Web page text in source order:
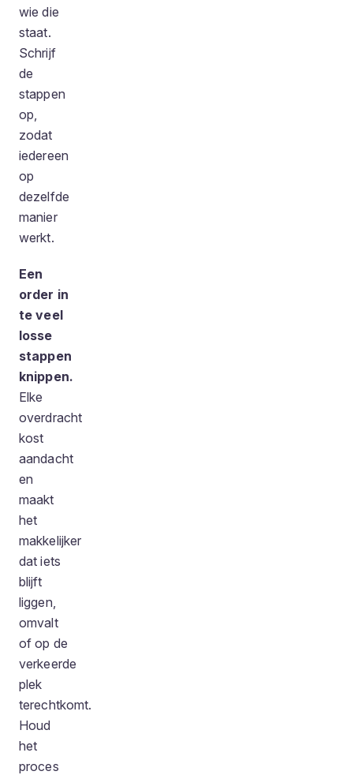
wie die
staat.
Schrijf
de
stappen
op,
zodat
iedereen
op
dezelfde
manier
werkt.
Een
order in
te veel
losse
stappen
knippen.
Elke
overdracht
kost
aandacht
en
maakt
het
makkelijker
dat iets
blijft
liggen,
omvalt
of op de
verkeerde
plek
terechtkomt.
Houd
het
proces